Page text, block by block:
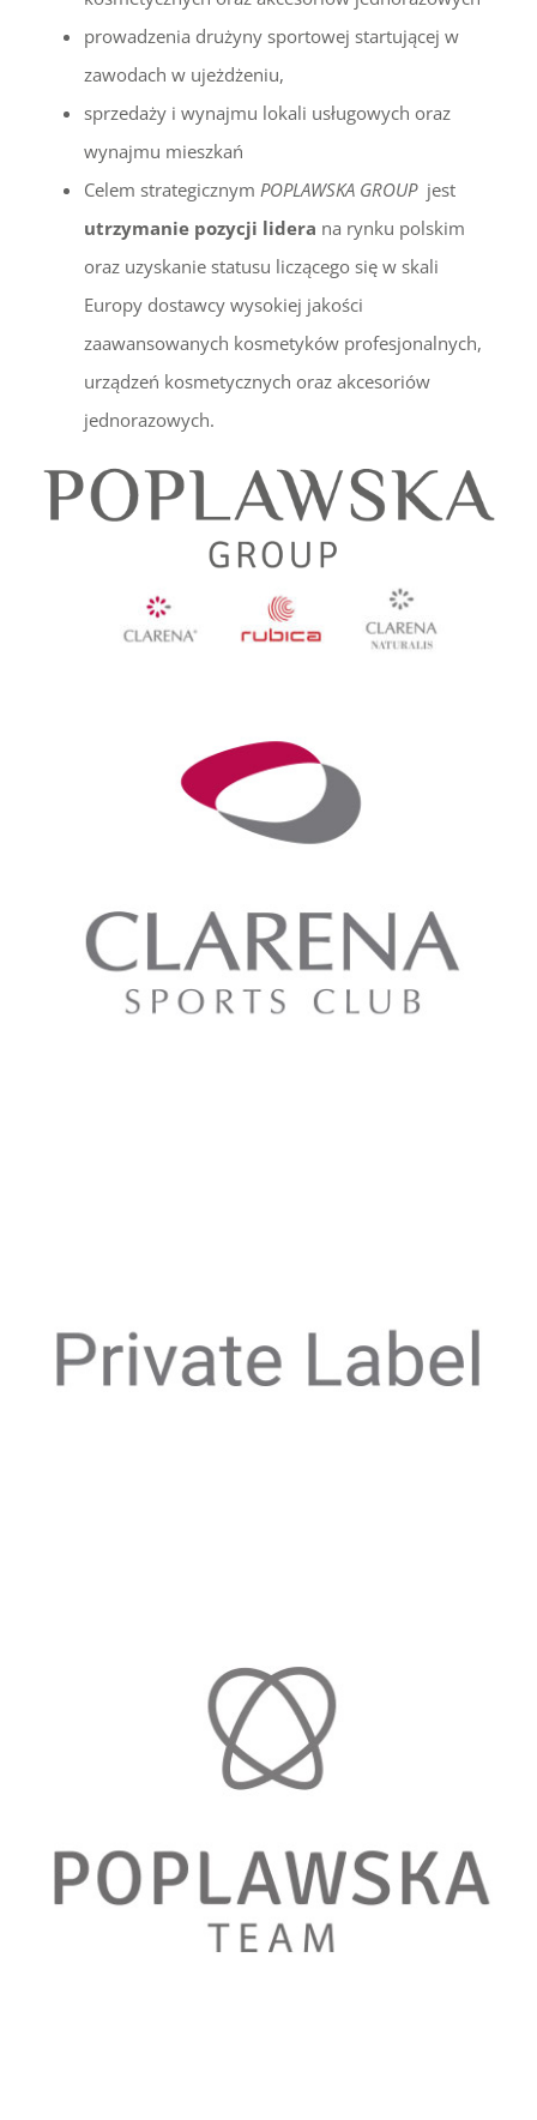
prowadzenia drużyny sportowej startującej w
zawodach w ujeżdżeniu,
sprzedaży i wynajmu lokali usługowych oraz
wynajmu mieszkań
Celem strategicznym POPLAWSKA GROUPjest
utrzymanie pozycji lidera na rynku polskim
oraz uzyskanie statusu liczącego się w skali
Europy dostawcy wysokiej jakości
zaawansowanych kosmetyków profesjonalnych,
urządzeń kosmetycznych oraz akcesoriów
jednorazowych.